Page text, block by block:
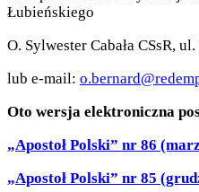
Łubieńskiego
O. Sylwester Cabała CSsR,
lub e-mail:
Oto wersja elektroniczna
„Apostoł Polski” nr 86
„Apostoł Polski” nr 85